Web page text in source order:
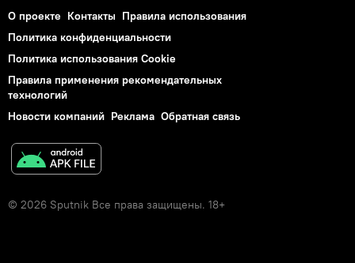
О проекте Контакты Правила использования
Политика конфиденциальности
Политика использования Cookie
Правила применения рекомендательных
технологий
Новости компаний Реклама Обратная связь
© 2026 Sputnik Все права защищены. 18+